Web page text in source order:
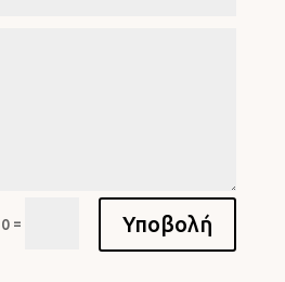
= Υποβολή